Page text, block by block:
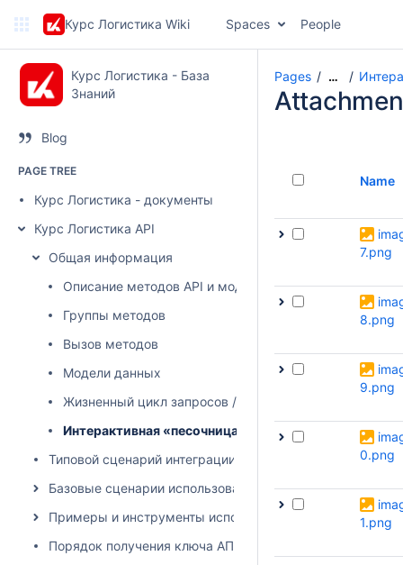
Курс Логистика Wiki Spaces People
Курс Логистика - База
Знаний
Blog
PAGE TREE
Курс Логистика - документы
Курс Логистика API
Общая информация
Описание методов API и моделей данных
Группы методов
Вызов методов
Модели данных
Жизненный цикл запросов / заявок, статусы,
Интерактивная «песочница» с тестовыми данными
Типовой сценарий интеграции
Базовые сценарии использования
Примеры и инструменты использования API
Порядок получения ключа АПИ
Pages …
Name
7.png
8.png
9.png
0.png
1.png